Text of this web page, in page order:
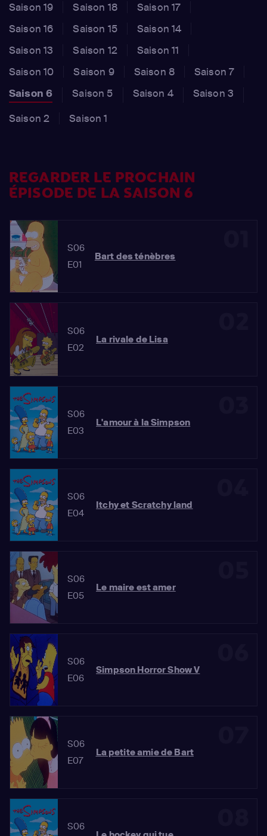
Saison 19
Saison 18
Saison 17
Saison 16
Saison 15
Saison 14
Saison 13
Saison 12
Saison 11
Saison 10
Saison 9 Saison 8
Saison 7
Saison 6
Saison 5 Saison 4
Saison 3
Saison 2
Saison 1
REGARDER LE PROCHAIN
ÉPISODE DE LA SAISON 6
S06
E01
Bart des ténèbres
S06
E02
La rivale de Lisa
S06
E03
L'amour à la Simpson
S06
E04
Itchy et Scratchy land
S06
E05
Le maire est amer
S06
E06
Simpson Horror Show V
S06
E07
La petite amie de Bart
S06